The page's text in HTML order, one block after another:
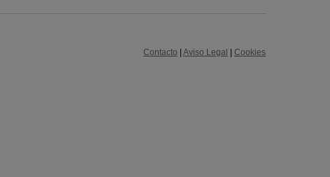
Contacto Aviso Legal Cookies